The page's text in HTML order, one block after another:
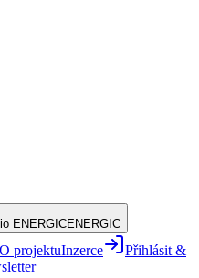
ENERGICENERGIC
O projektuInzerce
Přihlásit &